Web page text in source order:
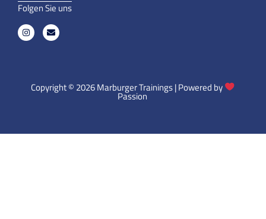
Folgen Sie uns
Copyright © 2026 Marburger Trainings | Powered by
Passion ​